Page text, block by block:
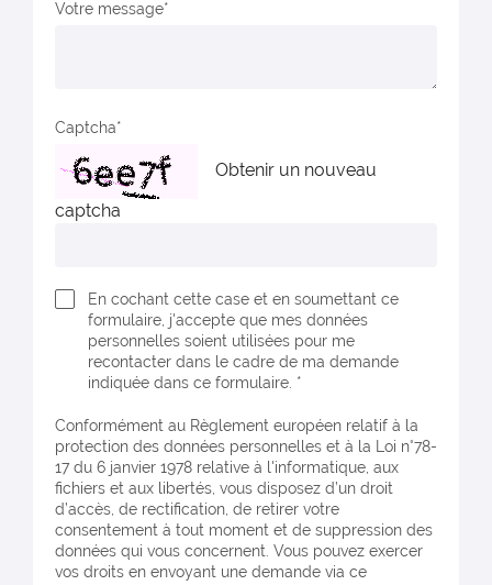
Votre message
Captcha
Obtenir un nouveau
captcha
En cochant cette case et en soumettant ce
formulaire, j'accepte que mes données
personnelles soient utilisées pour me
recontacter dans le cadre de ma demande
indiquée dans ce formulaire. *
Conformément au Règlement européen relatif à la
protection des données personnelles et à la Loi n°78-
17 du 6 janvier 1978 relative à l'informatique, aux
fichiers et aux libertés, vous disposez d’un droit
d’accès, de rectification, de retirer votre
consentement à tout moment et de suppression des
données qui vous concernent. Vous pouvez exercer
vos droits en envoyant une demande via ce